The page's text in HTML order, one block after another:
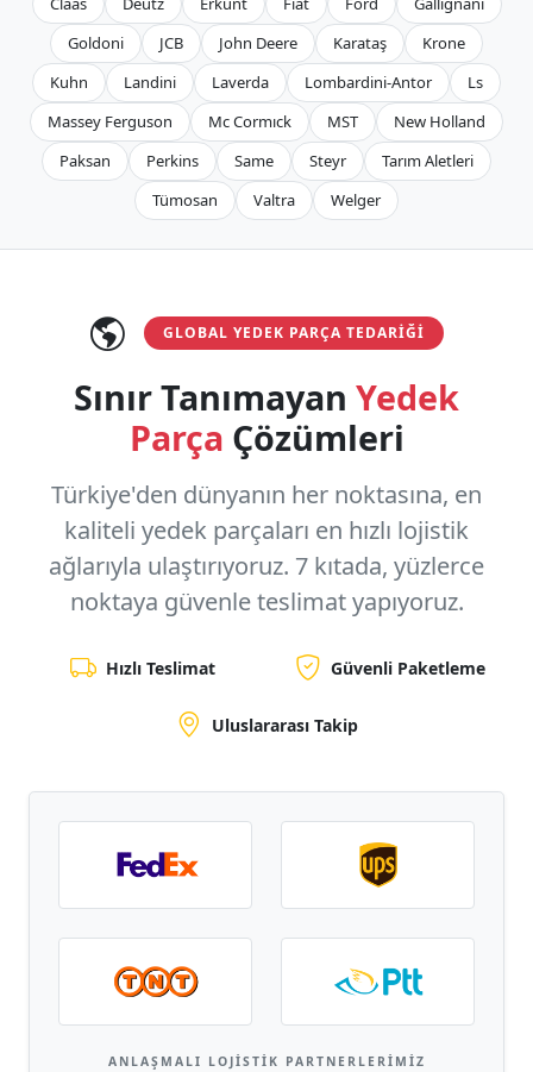
Goldoni
JCB John Deere Karataş
Krone
Kuhn
Landini Laverda Lombardini-Antor
Ls
Massey Ferguson
Mc Cormıck MST
New Holland
Paksan
Perkins Same Steyr
Tarım Aletleri
Tümosan
Valtra Welger
GLOBAL YEDEK PARÇA TEDARIĞI
Sınır Tanımayan Yedek
Parça Çözümleri
Türkiye'den dünyanın her noktasına, en
kaliteli yedek parçaları en hızlı lojistik
ağlarıyla ulaştırıyoruz. 7 kıtada, yüzlerce
noktaya güvenle teslimat yapıyoruz.
Hızlı Teslimat Güvenli Paketleme
Uluslararası Takip
ANLAŞMALI LOJISTIK PARTNERLERIMIZ